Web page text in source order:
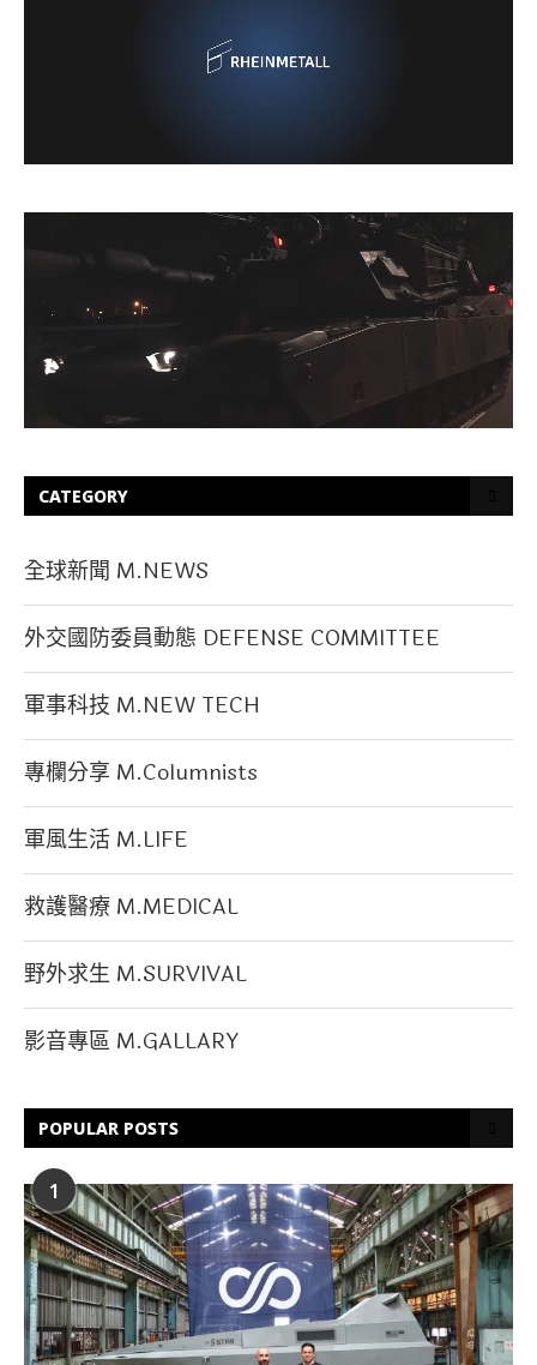
CATEGORY
全球新聞 M.NEWS
外交國防委員動態 DEFENSE COMMITTEE
軍事科技 M.NEW TECH
專欄分享 M.Columnists
軍風生活 M.LIFE
救護醫療 M.MEDICAL
野外求生 M.SURVIVAL
影音專區 M.GALLARY
POPULAR POSTS
1